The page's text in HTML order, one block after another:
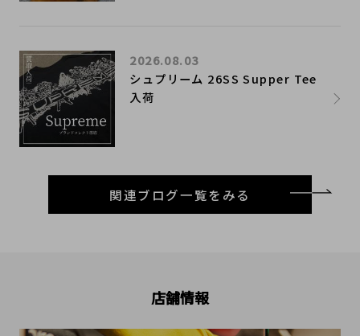
シュプリーム 26SS Supper Tee
入荷
2026.08.03
関連ブログ一覧をみる
店舗情報